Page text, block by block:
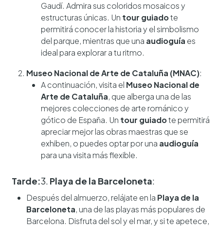
Gaudí. Admira sus coloridos mosaicos y
estructuras únicas. Un tour guiadote
permitirá conocer la historia y el simbolismo
del parque, mientras que una audioguía es
ideal para explorar a tu ritmo.
Museo Nacional de Arte de Cataluña (MNAC):
A continuación, visita el Museo Nacional de
Arte de Cataluña, que alberga una de las
mejores colecciones de arte románico y
gótico de España. Un tour guiadote permitirá
apreciar mejor las obras maestras que se
exhiben, o puedes optar por una audioguía
para una visita más flexible.
Tarde:3. Playa de la Barceloneta:
Después del almuerzo, relájate en la Playa de la
Barceloneta, una de las playas más populares de
Barcelona. Disfruta del sol y el mar, y si te apetece,